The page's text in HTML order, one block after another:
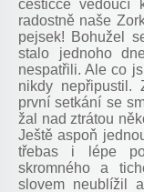
cestičce vedoucí
radostně naše
pejsek! Bohužel
stalo jednoho
nespatřili. Ale co
nikdy nepřipustil.
první setkání se
žal nad ztrátou
Ještě aspoň
třebas i lépe
skromného a
slovem neublížil